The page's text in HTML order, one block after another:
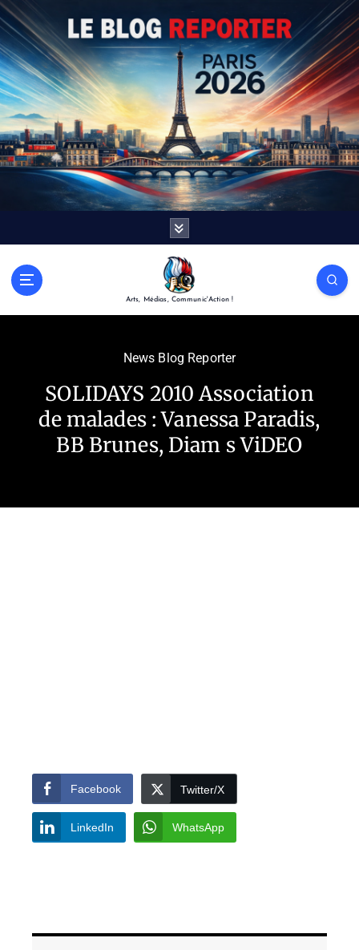
Arts, Médias, Communic'Action !
News Blog Reporter
SOLIDAYS 2010 Association
de malades : Vanessa Paradis,
BB Brunes, Diam s ViDEO
Facebook Twitter/X
LinkedIn WhatsApp